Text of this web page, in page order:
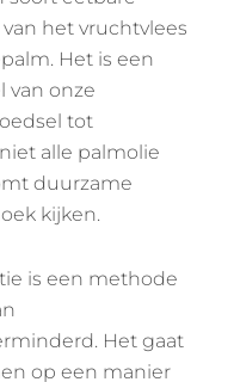
het vruchtvlees
Het is een
van onze
tot
alle palmolie
duurzame
kijken.
is een methode
Het gaat
op een manier